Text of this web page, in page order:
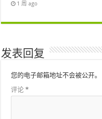
1 周 ago
发表回复
您的电子邮箱地址不会被公开。
评论*